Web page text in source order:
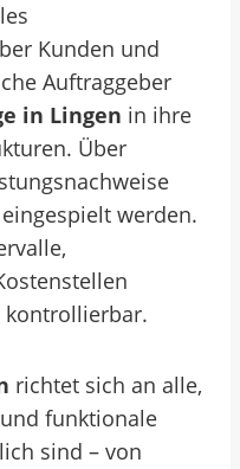
Kunden und
Auftraggeber
in Lingen in ihre
Über
werden.
kontrollierbar.
richtet sich an alle,
funktionale
sind – von